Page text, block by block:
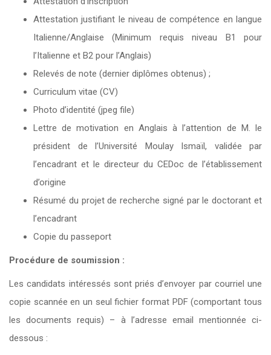
Attestation justifiant le niveau de compétence en langue
Italienne/Anglaise (Minimum requis niveau B1 pour
l’Italienne et B2 pour l’Anglais)
Relevés de note (dernier diplômes obtenus) ;
Curriculum vitae (CV)
Photo d’identité (jpeg file)
Lettre de motivation en Anglais à l’attention de M. le
président de l’Université Moulay Ismaïl, validée par
l’encadrant et le directeur du CEDoc de l’établissement
d’origine
Résumé du projet de recherche signé par le doctorant et
l’encadrant
Copie du passeport
Procédure de soumission :
Les candidats intéressés sont priés d’envoyer par courriel une
copie scannée en un seul fichier format PDF (comportant tous
les documents requis) – à l’adresse email mentionnée ci-
dessous :